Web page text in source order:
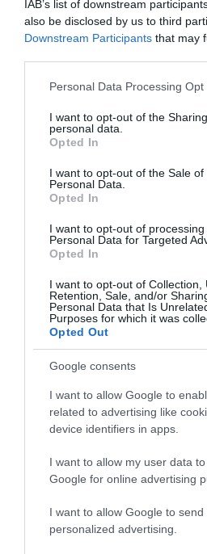
IAB’s list of downstream
also be disclosed by us to third
Downstream Participants that may
Please note that this website/app
not limited to your visit or usage
grant or deny consent to Google
use your data for below specified
consent section.
Personal Data Processing Opt
I want to opt-out of the
personal data.
Opted In
I want to opt-out of the Sale of
Personal Data.
Opted In
I want to opt-out of processing
Personal Data for Targeted
Opted In
I want to opt-out of Collection,
Retention, Sale, and/or
Personal Data that Is
Purposes for which it was
Opted Out
Google consents
I want to allow Google to
related to advertising like
device identifiers in apps.
I want to allow my user data
Google for online advertising
I want to allow Google to send
personalized advertising.
INGATLAN
Lakásvásárlás hitelből vagy
egyetemistáknak
Sok család számára válik aktuálissá
ponthatárok kihirdetése utána az a
jobban: lakást vásárolni, vagy pedig